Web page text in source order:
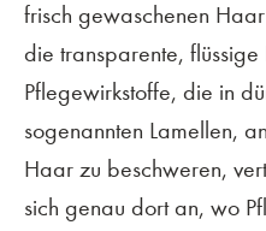
frisch gewaschenen
die transparente, flüssige
Pflegewirkstoffe, die in
sogenannten Lamellen,
Haar zu beschweren,
sich genau dort an, wo